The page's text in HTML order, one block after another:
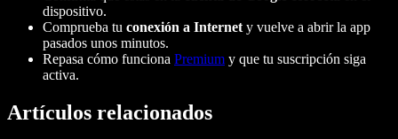
dispositivo.
Comprueba tu conexión a Internety vuelve a abrir la app
pasados unos minutos.
Repasa cómo funciona Premium y que tu suscripción siga
activa.
Artículos relacionados